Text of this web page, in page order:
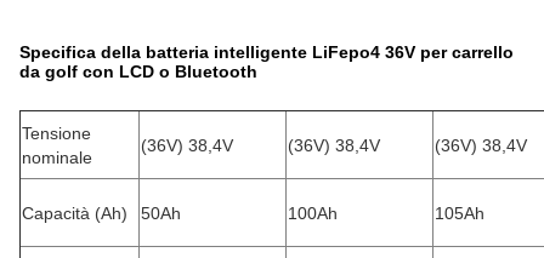
Specifica della batteria intelligente LiFepo4 36V per carrello
da golf con LCD o Bluetooth
Tensione
nominale
(36V) 38,4V (36V) 38,4V (36V) 38,4V
Capacità (Ah) 50Ah 100Ah 105Ah